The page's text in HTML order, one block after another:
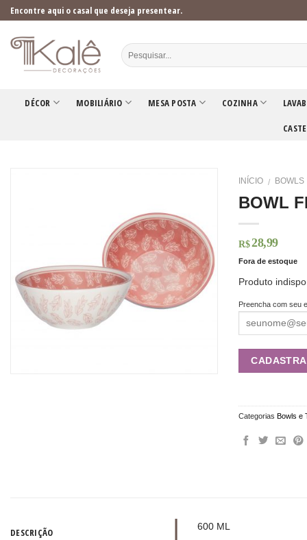
Skip
to
content
Encontre aqui o casal que deseja presentear.
DÉCOR MOBILIÁRIO MESA POSTA COZINHA
INÍCIO / BOWLS
BOWL
R$ 28,99
Fora de estoque
Produto
Preencha com seu
CategoriasBowls e
DESCRIÇÃO 600 ML